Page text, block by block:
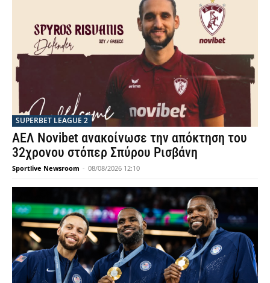
SUPERBET LEAGUE 2
ΑΕΛ Novibet ανακοίνωσε την απόκτηση του
32χρονου στόπερ Σπύρου Ρισβάνη
Sportlive Newsroom - 08/08/2026 12:10